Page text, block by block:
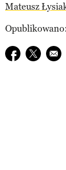
Mateusz
Udostępnij na
E-